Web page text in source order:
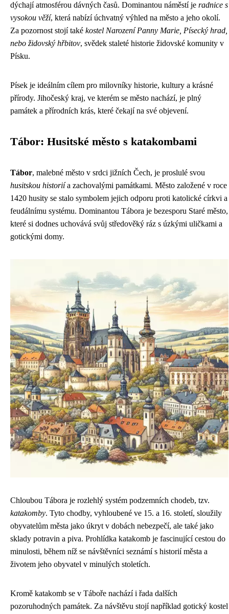
dýchají atmosférou dávných časů. Dominantou náměstí je radnice s
vysokou věží, která nabízí úchvatný výhled na město a jeho okolí.
Za pozornost stojí také kostel Narození Panny Marie, Písecký hrad,
nebo židovský hřbitov, svědek staleté historie židovské komunity v
Písku.
Písek je ideálním cílem pro milovníky historie, kultury a krásné
přírody. Jihočeský kraj, ve kterém se město nachází, je plný
památek a přírodních krás, které čekají na své objevení.
Tábor: Husitské město s katakombami
Tábor, malebné město v srdci jižních Čech, je proslulé svou
husitskou historiía zachovalými památkami. Město založené v roce
1420 husity se stalo symbolem jejich odporu proti katolické církvi a
feudálnímu systému. Dominantou Tábora je bezesporu Staré město,
které si dodnes uchovává svůj středověký ráz s úzkými uličkami a
gotickými domy.
Chloubou Tábora je rozlehlý systém podzemních chodeb, tzv.
katakomby. Tyto chodby, vyhloubené ve 15. a 16. století, sloužily
obyvatelům města jako úkryt v dobách nebezpečí, ale také jako
sklady potravin a piva. Prohlídka katakomb je fascinující cestou do
minulosti, během níž se návštěvníci seznámí s historií města a
životem jeho obyvatel v minulých stoletích.
Kromě katakomb se v Táboře nachází i řada dalších
pozoruhodných památek. Za návštěvu stojí například gotický kostel